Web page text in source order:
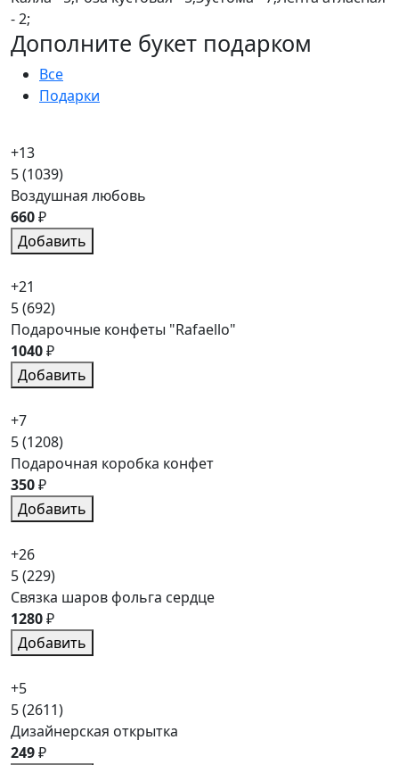
- 2;
Дополните букет подарком
Все
Подарки
+13
5(1039)
Воздушная любовь
660₽
Добавить
+21
5(692)
Подарочные конфеты "Rafaello"
1040₽
Добавить
+7
5(1208)
Подарочная коробка конфет
350₽
Добавить
+26
5(229)
Связка шаров фольга сердце
1280₽
Добавить
+5
5(2611)
Дизайнерская открытка
249₽